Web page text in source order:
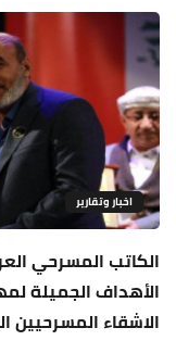
اخبار وتقارير
الكاتب المسرحي
الأهداف الجميلة
الاشقاء المسرحيين